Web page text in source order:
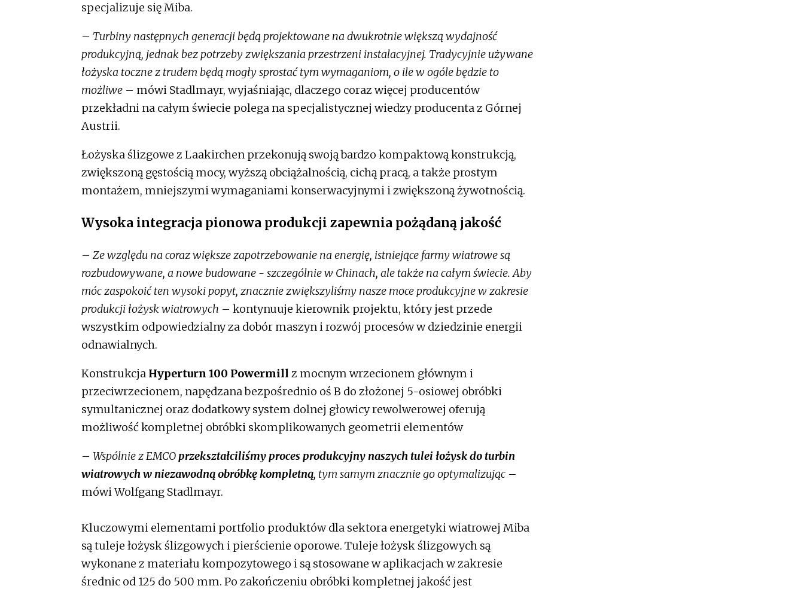
specjalizuje się Miba.
– Turbiny następnych generacji będą projektowane na dwukrotnie większą wydajność
produkcyjną, jednak bez potrzeby zwiększania przestrzeni instalacyjnej. Tradycyjnie używane
łożyska toczne z trudem będą mogły sprostać tym wymaganiom, o ile w ogóle będzie to
możliwe – mówi Stadlmayr, wyjaśniając, dlaczego coraz więcej producentów
przekładni na całym świecie polega na specjalistycznej wiedzy producenta z Górnej
Austrii.
Łożyska ślizgowe z Laakirchen przekonują swoją bardzo kompaktową konstrukcją,
zwiększoną gęstością mocy, wyższą obciążalnością, cichą pracą, a także prostym
montażem, mniejszymi wymaganiami konserwacyjnymi i zwiększoną żywotnością.
Wysoka integracja pionowa produkcji zapewnia pożądaną jakość
– Ze względu na coraz większe zapotrzebowanie na energię, istniejące farmy wiatrowe są
rozbudowywane, a nowe budowane - szczególnie w Chinach, ale także na całym świecie. Aby
móc zaspokoić ten wysoki popyt, znacznie zwiększyliśmy nasze moce produkcyjne w zakresie
produkcji łożysk wiatrowych – kontynuuje kierownik projektu, który jest przede
wszystkim odpowiedzialny za dobór maszyn i rozwój procesów w dziedzinie energii
odnawialnych.
Konstrukcja Hyperturn 100 Powermill z mocnym wrzecionem głównym i
przeciwrzecionem, napędzana bezpośrednio oś B do złożonej 5-osiowej obróbki
symultanicznej oraz dodatkowy system dolnej głowicy rewolwerowej oferują
możliwość kompletnej obróbki skomplikowanych geometrii elementów
– Wspólnie z EMCOprzekształciliśmy proces produkcyjny naszych tulei łożysk do turbin
wiatrowych w niezawodną obróbkę kompletną, tym samym znacznie go optymalizując –
mówi Wolfgang Stadlmayr.
Kluczowymi elementami portfolio produktów dla sektora energetyki wiatrowej Miba
są tuleje łożysk ślizgowych i pierścienie oporowe. Tuleje łożysk ślizgowych są
wykonane z materiału kompozytowego i są stosowane w aplikacjach w zakresie
średnic od 125 do 500 mm. Po zakończeniu obróbki kompletnej jakość jest